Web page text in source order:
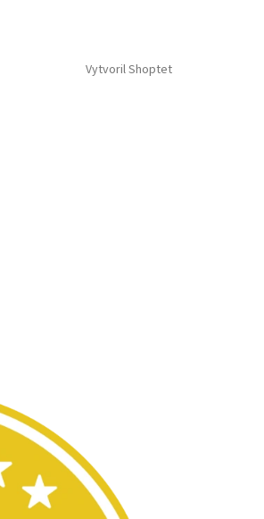
Vytvoril Shoptet